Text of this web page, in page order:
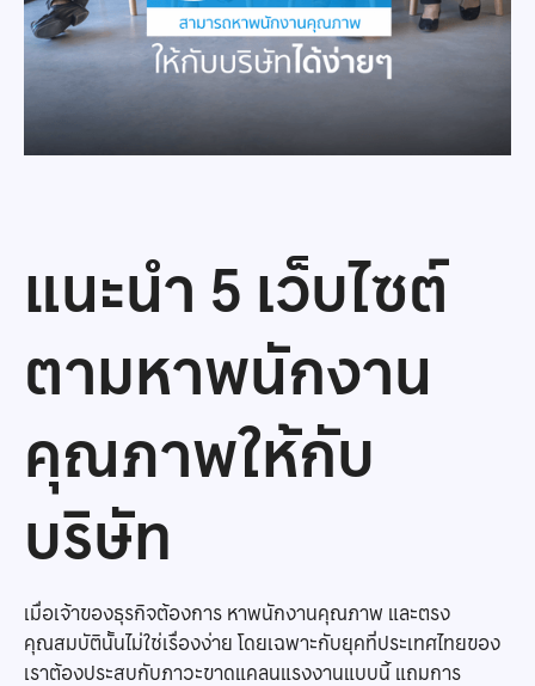
แนะนำ 5 เว็บไซต์
ตามหาพนักงาน
คุณภาพให้กับ
บริษัท
เมื่อเจ้าของธุรกิจต้องการ หาพนักงานคุณภาพ และตรง
คุณสมบัตินั้นไม่ใช่เรื่องง่าย โดยเฉพาะกับยุคที่ประเทศไทยของ
เราต้องประสบกับภาวะขาดแคลนแรงงานแบบนี้ แถมการ